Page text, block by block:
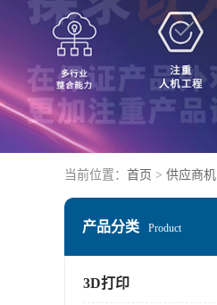
当前位置： 首页 > 供应商机
产品分类 Product
3D打印